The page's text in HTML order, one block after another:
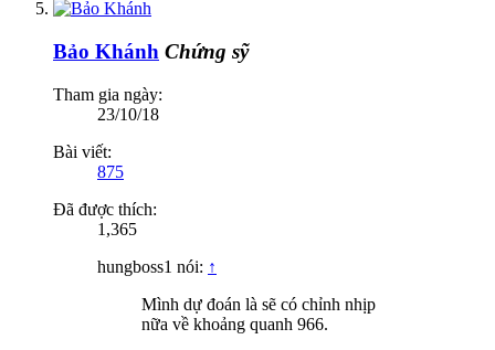
Bảo Khánh Chứng sỹ
Tham gia ngày:
23/10/18
Bài viết:
875
Đã được thích:
1,365
hungboss1 nói: ↑
Mình dự đoán là sẽ có chỉnh nhịp
nữa về khoảng quanh 966.